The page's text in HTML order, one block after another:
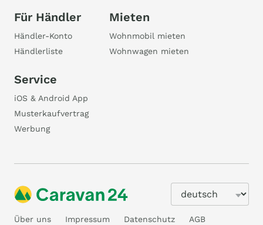
Für Händler
Händler-Konto
Händlerliste
Mieten
Wohnmobil mieten
Wohnwagen mieten
Service
iOS & Android App
Musterkaufvertrag
Werbung
Über uns Impressum Datenschutz
AGB